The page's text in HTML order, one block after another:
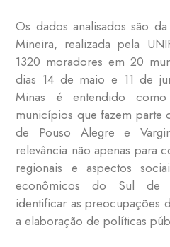
Os dados analisados são
Mineira, realizada pela
1320 moradores em 20
dias 14 de maio e 11 de
Minas é entendido
municípios que fazem parte
de Pouso Alegre e
relevância não apenas para
regionais e aspectos
econômicos do Sul de
identificar as preocupações
a elaboração de políticas